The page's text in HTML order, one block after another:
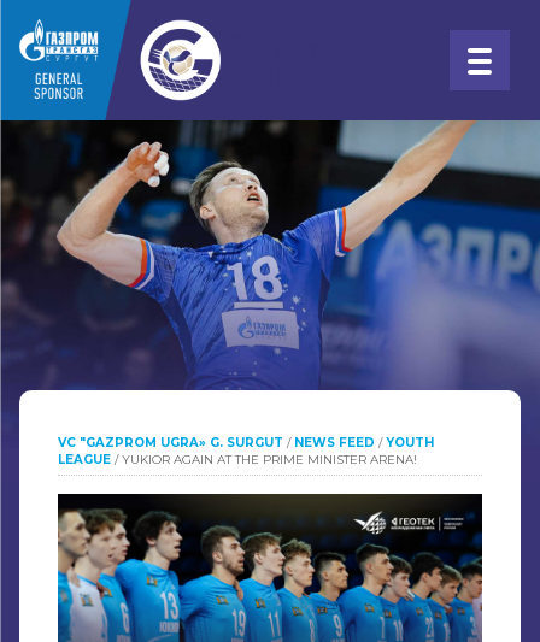
VC "GAZPROM UGRA» G. SURGUT / NEWS FEED /YOUTH
LEAGUE /YUKIOR AGAIN AT THE PRIME MINISTER ARENA!